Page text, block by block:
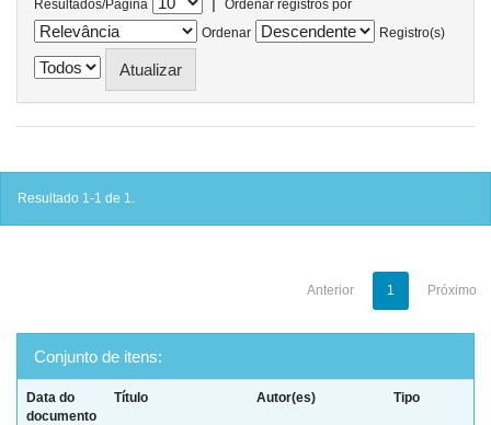
Resultados/Página
Ordenar registros por
Ordenar
Registro(s)
Resultado 1-1 de 1.
Anterior 1 Próximo
Conjunto de itens:
Data do
documento
Título Autor(es) Tipo